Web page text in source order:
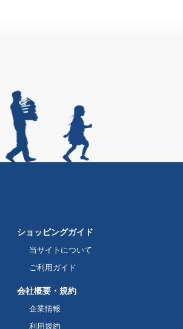
ショッピングガイド
当サイトについて
ご利用ガイド
会社概要・規約
企業情報
利用規約